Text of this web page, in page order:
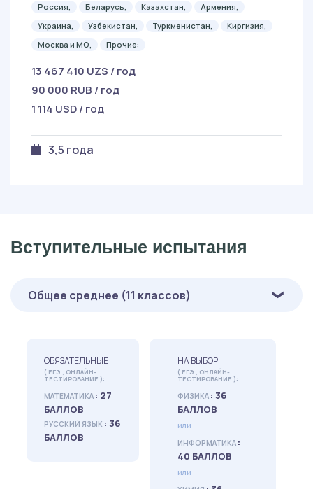
Россия, Беларусь, Казахстан,
Армения,
Украина,
Узбекистан, Туркменистан,
Киргизия,
Москва и МО,
Прочие:
13 467 410 UZS / год
90 000 RUB / год
1 114 USD / год
3,5 года
Вступительные испытания
Общее среднее (11 классов)
ОБЯЗАТЕЛЬНЫЕ
( ЕГЭ , ОНЛАЙН-
ТЕСТИРОВАНИЕ ):
МАТЕМАТИКА : 27
БАЛЛОВ
РУССКИЙ ЯЗЫК : 36
БАЛЛОВ
НА ВЫБОР
( ЕГЭ , ОНЛАЙН-
ТЕСТИРОВАНИЕ ):
ФИЗИКА : 36
БАЛЛОВ
или
ИНФОРМАТИКА :
40 БАЛЛОВ
или